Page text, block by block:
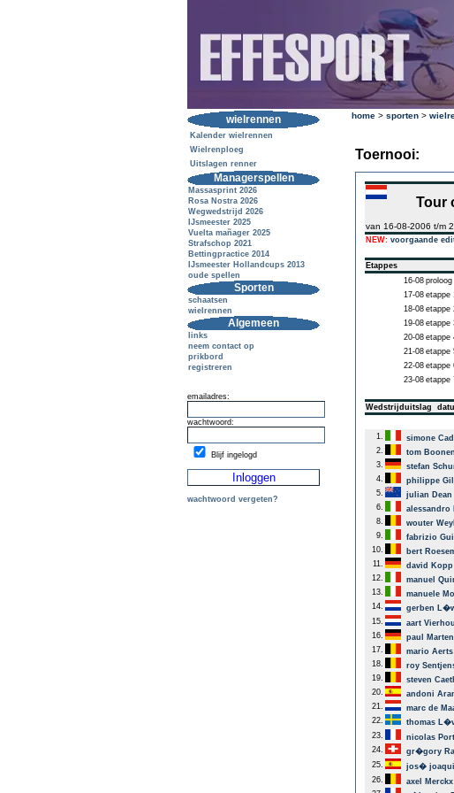
wielrennen
Kalender wielrennen
Wielrenploeg
Uitslagen renner
Managerspellen
Massasprint 2026
Rosa Nostra 2026
Wegwedstrijd 2026
IJsmeester 2025
Vuelta mañager 2025
Strafschop 2021
Bettingpractice 2014
IJsmeester Hollandcups 2013
oude spellen
Sporten
schaatsen
wielrennen
Algemeen
links
neem contact op
prikbord
registreren
emailadres:
wachtwoord:
Blijf ingelogd
wachtwoord vergeten?
home > sporten >
Toernooi:
Tour
van 16-08-2006 t/m
NEW: voorgaande
Etappes
16-08 proloog
17-08 etappe
18-08 etappe
19-08 etappe
20-08 etappe
21-08 etappe
22-08 etappe
23-08 etappe
Wedstrijduitslag
1. simone
2.
tom Boonen
3.
stefan
4.
philippe
5.
julian Dean
6.
alessandro
8.
wouter
9.
fabrizio
10.
bert
11.
david Kopp
12.
manuel
13.
manuele
14.
gerben
15.
aart
16.
paul
17.
mario Aerts
18.
roy
19.
steven
20.
andoni
21.
marc de
22.
thomas
23.
nicolas
24.
gr�gory
25.
jos�
26.
axel Merckx